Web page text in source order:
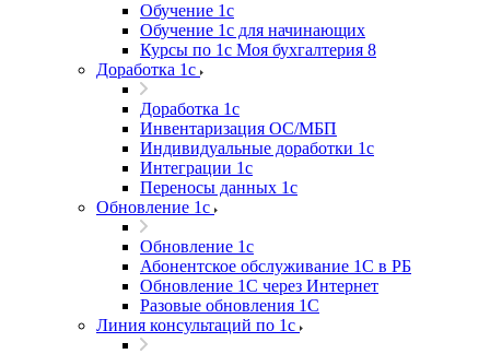
Обучение 1с
Обучение 1с для начинающих
Курсы по 1с Моя бухгалтерия 8
Доработка 1с
Доработка 1с
Инвентаризация ОС/МБП
Индивидуальные доработки 1с
Интеграции 1с
Переносы данных 1с
Обновление 1с
Обновление 1с
Абонентское обслуживание 1С в РБ
Обновление 1С через Интернет
Разовые обновления 1С
Линия консультаций по 1с